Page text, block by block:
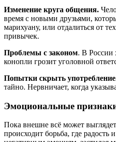
Изменение круга общения.
время с новыми друзьями,
марихуану, или отдалиться от
привычек.
Проблемы с законом. В России
конопли грозит уголовной
Попытки скрыть
тайно. Нервничает, когда
Эмоциональные
Пока внешне всё может
происходит борьба, где радость